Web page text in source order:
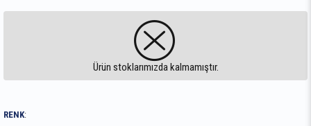
Ürün stoklarımızda kalmamıştır.
RENK: